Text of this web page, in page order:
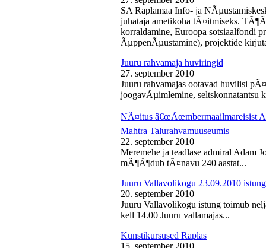
SA Raplamaa Info- ja
juhataja ametikoha tÃ¤itmiseks.
korraldamine, Euroopa sotsiaalfondi
ÃµppenÃµustamine), projektide
Juuru rahvamaja huviringid
27. september 2010
Juuru rahvamajas ootavad huvilisi
joogavÃµimlemine, seltskonnatantsu
NÃ¤itus â€œÃœmbermaailmareisist
Mahtra Talurahvamuuseumis
22. september 2010
Meremehe ja teadlase admiral Adam
mÃ¶Ã¶dub tÃ¤navu 240 aastat...
Juuru Vallavolikogu 23.09.2010 istung
20. september 2010
Juuru Vallavolikogu istung toimub
kell 14.00 Juuru vallamajas...
Kunstikursused Raplas
15. september 2010